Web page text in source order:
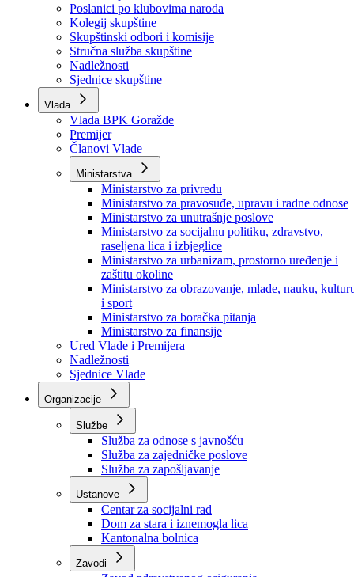
Skupština BPK Goražde
Rukovodstvo
Poslanici po strankama
Poslanici po klubovima naroda
Kolegij skupštine
Skupštinski odbori i komisije
Stručna služba skupštine
Nadležnosti
Sjednice skupštine
Vlada
Vlada BPK Goražde
Premijer
Članovi Vlade
Ministarstva
Ministarstvo za privredu
Ministarstvo za pravosuđe, upravu i radne odnose
Ministarstvo za unutrašnje poslove
Ministarstvo za socijalnu politiku, zdravstvo,
raseljena lica i izbjeglice
Ministarstvo za urbanizam, prostorno uređenje i
zaštitu okoline
Ministarstvo za obrazovanje, mlade, nauku,
i sport
Ministarstvo za boračka pitanja
Ministarstvo za finansije
Ured Vlade i Premijera
Nadležnosti
Sjednice Vlade
Organizacije
Službe
Služba za odnose s javnošću
Služba za zajedničke poslove
Služba za zapošljavanje
Ustanove
Centar za socijalni rad
Dom za stara i iznemogla lica